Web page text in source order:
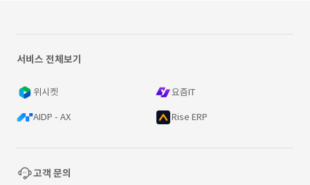
서비스 전체보기
위시켓 요즘IT
AIDP - AX Rise ERP
고객 문의